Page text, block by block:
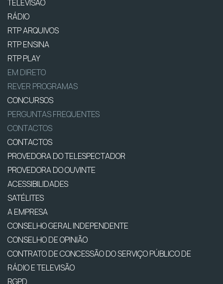
TELEVISÃO
RÁDIO
RTP ARQUIVOS
RTP ENSINA
RTP PLAY
EM DIRETO
REVER PROGRAMAS
CONCURSOS
PERGUNTAS FREQUENTES
CONTACTOS
CONTACTOS
PROVEDORA DO TELESPECTADOR
PROVEDORA DO OUVINTE
ACESSIBILIDADES
SATÉLITES
A EMPRESA
CONSELHO GERAL INDEPENDENTE
CONSELHO DE OPINIÃO
CONTRATO DE CONCESSÃO DO SERVIÇO PÚBLICO DE
RÁDIO E TELEVISÃO
RGPD